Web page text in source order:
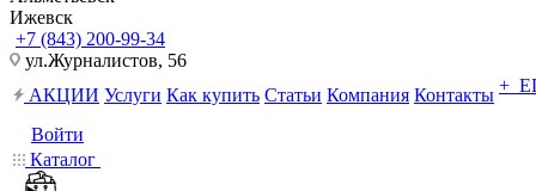
Ижевск
+7 (843) 200-99-34
ул.Журналистов, 56
АКЦИИ Услуги Как купить Статьи Компания Контакты +
Войти
Каталог